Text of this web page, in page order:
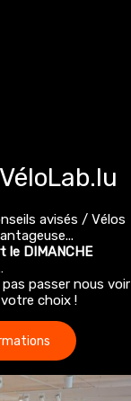
avisés / Vélos
le DIMANCHE
passer nous voir
choix !